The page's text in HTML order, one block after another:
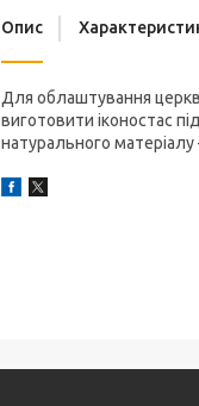
Опис
Для облаштування
виготовити іконостас
натурального